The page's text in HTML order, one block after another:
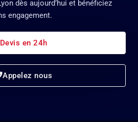
dès aujourd’hui et bénéficiez
engagement.
Devis en 24h
Appelez nous